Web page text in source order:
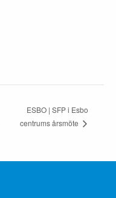
ESBO | SFP i Esbo
centrums årsmöte